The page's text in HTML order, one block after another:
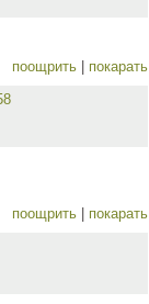
поощрить покарать
поощрить покарать